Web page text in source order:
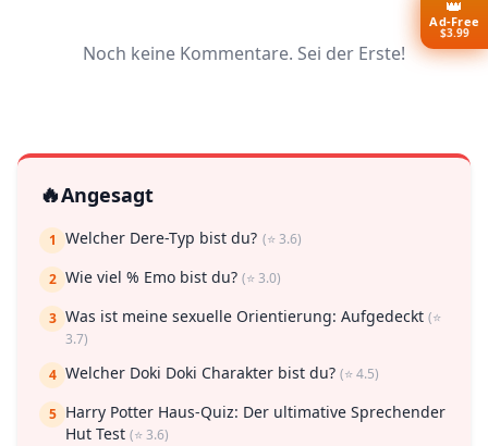
Noch keine Kommentare. Sei der Erste!
🔥Angesagt
1 Welcher Dere-Typ bist du? (⭐ 3.6)
2 Wie viel % Emo bist du? (⭐ 3.0)
3 Was ist meine sexuelle Orientierung: Aufgedeckt (⭐
3.7)
4 Welcher Doki Doki Charakter bist du? (⭐ 4.5)
5 Harry Potter Haus-Quiz: Der ultimative Sprechender
Hut Test (⭐ 3.6)
👑
Ad-Free
$3.99